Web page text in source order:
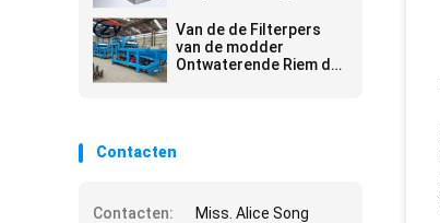
Machine
Van de de Filterpers
van de modder
Ontwaterende Riem de
Contacten
Contacten:
Miss. Alice Song